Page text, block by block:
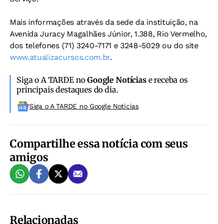
Mais informações através da sede da instituição, na
Avenida Juracy Magalhães Júnior, 1.388, Rio Vermelho,
dos telefones (71) 3240-7171 e 3248-5029 ou do site
www.atualizacursos.com.br.
Siga o A TARDE noGoogle Notíciase receba os
principais destaques do dia.
Siga o A TARDE no Google Noticias
Compartilhe essa notícia com seus
amigos
Relacionadas